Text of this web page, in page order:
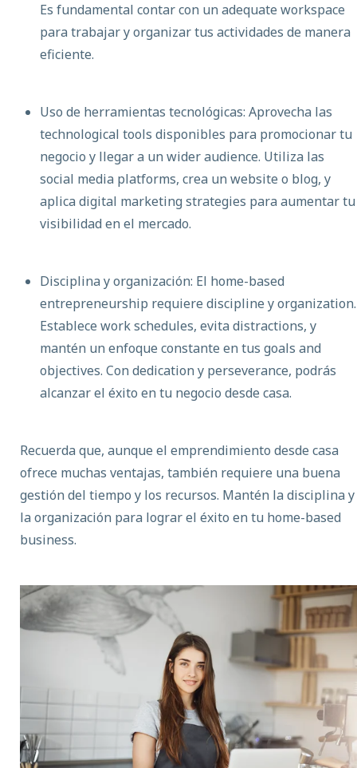
Es fundamental contar con un adequate workspace
para trabajar y organizar tus actividades de manera
eficiente.
Uso de herramientas tecnológicas: Aprovecha las
technological tools disponibles para promocionar tu
negocio y llegar a un wider audience. Utiliza las
social media platforms, crea un website o blog, y
aplica digital marketing strategies para aumentar tu
visibilidad en el mercado.
Disciplina y organización: El home-based
entrepreneurship requiere discipline y organization.
Establece work schedules, evita distractions, y
mantén un enfoque constante en tus goals and
objectives. Con dedication y perseverance, podrás
alcanzar el éxito en tu negocio desde casa.
Recuerda que, aunque el emprendimiento desde casa
ofrece muchas ventajas, también requiere una buena
gestión del tiempo y los recursos. Mantén la disciplina y
la organización para lograr el éxito en tu home-based
business.